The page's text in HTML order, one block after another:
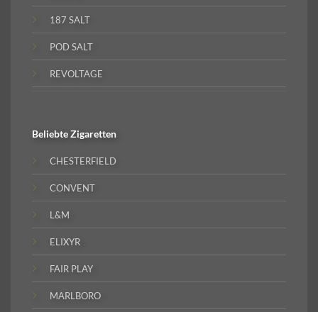
187 SALT
POD SALT
REVOLTAGE
BeliebteZigaretten
CHESTERFIELD
CONVENT
L&M
ELIXYR
FAIR PLAY
MARLBORO